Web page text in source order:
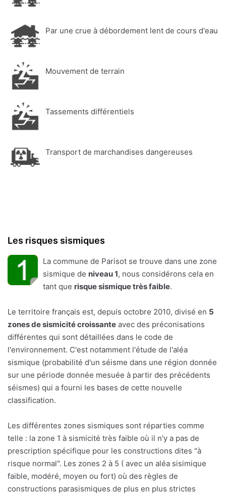
Par une crue à débordement lent de cours d'eau
Mouvement de terrain
Tassements différentiels
Transport de marchandises dangereuses
Les risques sismiques
La commune de Parisot se trouve dans une zone
sismique de niveau 1, nous considérons cela en
tant que risque sismique très faible.
Le territoire français est, depuis octobre 2010, divisé en 5
zones de sismicité croissante avec des préconisations
différentes qui sont détaillées dans le code de
l'environnement. C'est notamment l'étude de l'aléa
sismique (probabilité d'un séisme dans une région donnée
sur une période donnée mesuée à partir des précédents
séismes) qui a fourni les bases de cette nouvelle
classification.
Les différentes zones sismiques sont réparties comme
telle : la zone 1 à sismicité très faible où il n'y a pas de
prescription spécifique pour les constructions dites "à
risque normal". Les zones 2 à 5 ( avec un aléa sisimique
faible, modéré, moyen ou fort) où des règles de
constructions parasismiques de plus en plus strictes